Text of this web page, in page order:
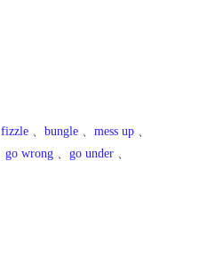
fizzle 、 bungle 、 mess up 、
go wrong 、 go under 、